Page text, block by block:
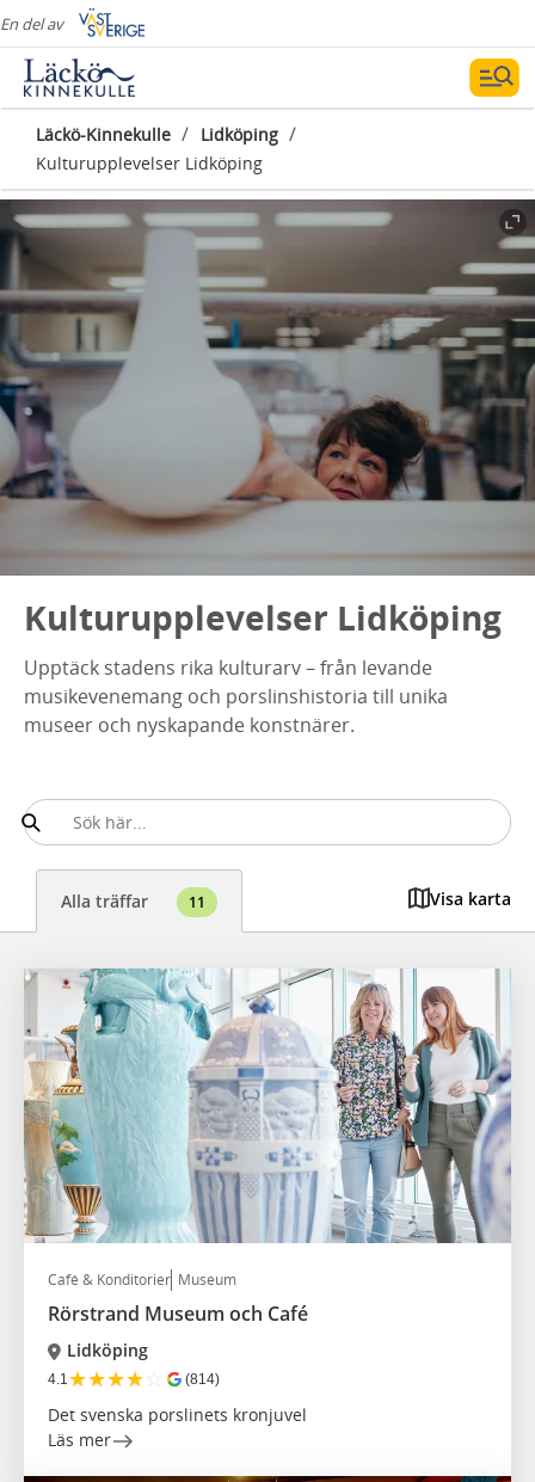
En del av
Läckö-Kinnekulle / Lidköping /
Kulturupplevelser Lidköping
Kulturupplevelser Lidköping
Upptäck stadens rika kulturarv – från levande
musikevenemang och porslinshistoria till unika
museer och nyskapande konstnärer.
Alla träffar 11 Visa karta
Café & Konditorier Museum
Rörstrand Museum och Café
Lidköping
4.1★★★★☆ (814)
Det svenska porslinets kronjuvel
Läs mer